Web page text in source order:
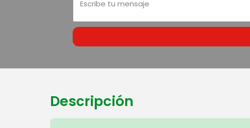
Descripción